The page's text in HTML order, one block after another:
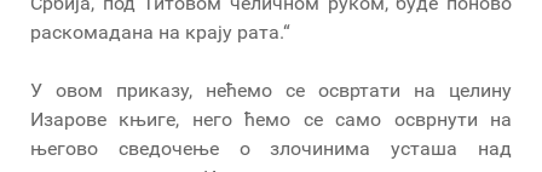
раскомадана на крају рата.“
У овом приказу, нећемо се освртати на целину
Изарове књиге, него ћемо се само осврнути на
његово сведочење о злочинима усташа над